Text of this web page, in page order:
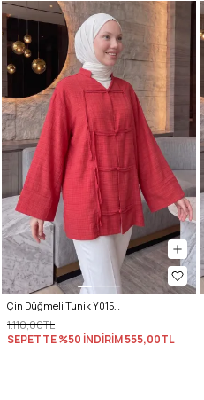
Çin Düğmeli Tunik Y0158 - KIRMIZI
1.110,00TL
SEPETTE %50 İNDİRİM555,00TL